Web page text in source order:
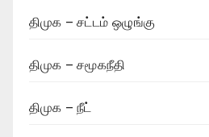
திமுக – சட்டம் ஒழுங்கு
திமுக – சமூகநீதி
திமுக – நீட்